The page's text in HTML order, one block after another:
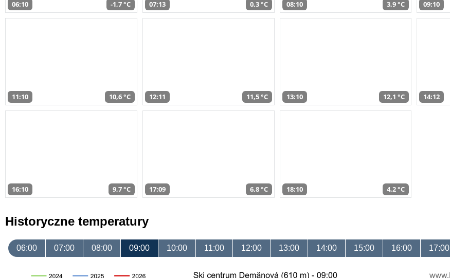
06:10 -1,7 °C 07:13 0,3 °C 08:10 3,9 °C 09:10
11:10 10,6 °C 12:11 11,5 °C 13:10 12,1 °C 14:12
16:10 9,7 °C 17:09 6,8 °C 18:10 4,2 °C
Historyczne temperatury
06:00 07:00 08:00 09:00 10:00 11:00 12:00 13:00 14:00 15:00 16:00 17:00